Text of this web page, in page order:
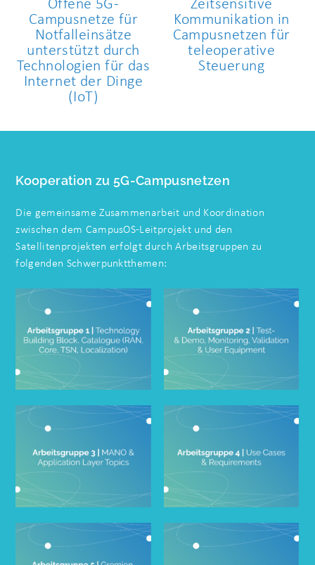
Offene 5G-
Campusnetze für
Notfalleinsätze
unterstützt durch
Technologien für das
Internet der Dinge
(IoT)
Zeitsensitive
Kommunikation in
Campusnetzen für
teleoperative
Steuerung
Kooperation zu 5G-Campusnetzen
Die gemeinsame Zusammenarbeit und Koordination
zwischen dem CampusOS-Leitprojekt ​und den
Satellitenprojekten erfolgt durch Arbeitsgruppen zu
folgenden Schwerpunktthemen: